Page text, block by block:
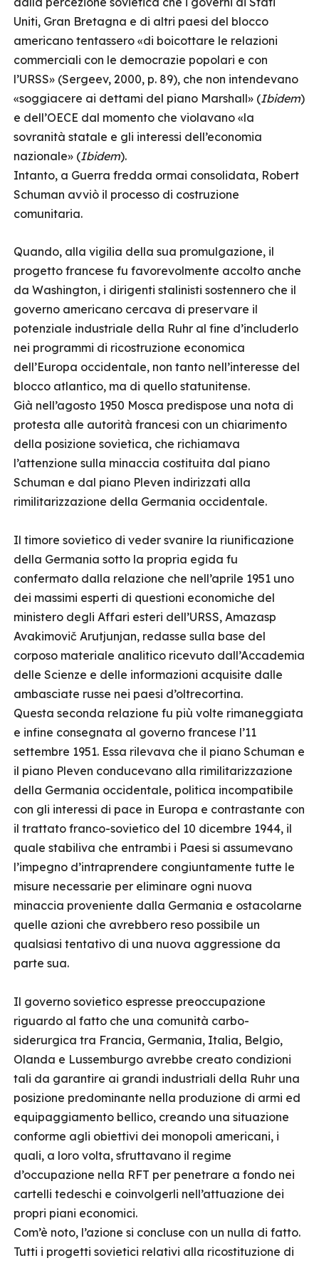
Uniti, Gran Bretagna e di altri paesi del blocco
americano tentassero «di boicottare le relazioni
commerciali con le democrazie popolari e con
l’URSS» (Sergeev, 2000, p. 89), che non intendevano
«soggiacere ai dettami del piano Marshall» (Ibidem)
e dell’OECE dal momento che violavano «la
sovranità statale e gli interessi dell’economia
nazionale» (Ibidem).
Intanto, a Guerra fredda ormai consolidata, Robert
Schuman avviò il processo di costruzione
comunitaria.
Quando, alla vigilia della sua promulgazione, il
progetto francese fu favorevolmente accolto anche
da Washington, i dirigenti stalinisti sostennero che il
governo americano cercava di preservare il
potenziale industriale della Ruhr al fine d’includerlo
nei programmi di ricostruzione economica
dell’Europa occidentale, non tanto nell’interesse del
blocco atlantico, ma di quello statunitense.
Già nell’agosto 1950 Mosca predispose una nota di
protesta alle autorità francesi con un chiarimento
della posizione sovietica, che richiamava
l’attenzione sulla minaccia costituita dal piano
Schuman e dal piano Pleven indirizzati alla
rimilitarizzazione della Germania occidentale.
Il timore sovietico di veder svanire la riunificazione
della Germania sotto la propria egida fu
confermato dalla relazione che nell’aprile 1951 uno
dei massimi esperti di questioni economiche del
ministero degli Affari esteri dell’URSS, Amazasp
Avakimovič Arutjunjan, redasse sulla base del
corposo materiale analitico ricevuto dall’Accademia
delle Scienze e delle informazioni acquisite dalle
ambasciate russe nei paesi d’oltrecortina.
Questa seconda relazione fu più volte rimaneggiata
e infine consegnata al governo francese l’11
settembre 1951. Essa rilevava che il piano Schuman e
il piano Pleven conducevano alla rimilitarizzazione
della Germania occidentale, politica incompatibile
con gli interessi di pace in Europa e contrastante con
il trattato franco-sovietico del 10 dicembre 1944, il
quale stabiliva che entrambi i Paesi si assumevano
l’impegno d’intraprendere congiuntamente tutte le
misure necessarie per eliminare ogni nuova
minaccia proveniente dalla Germania e ostacolarne
quelle azioni che avrebbero reso possibile un
qualsiasi tentativo di una nuova aggressione da
parte sua.
Il governo sovietico espresse preoccupazione
riguardo al fatto che una comunità carbo-
siderurgica tra Francia, Germania, Italia, Belgio,
Olanda e Lussemburgo avrebbe creato condizioni
tali da garantire ai grandi industriali della Ruhr una
posizione predominante nella produzione di armi ed
equipaggiamento bellico, creando una situazione
conforme agli obiettivi dei monopoli americani, i
quali, a loro volta, sfruttavano il regime
d’occupazione nella RFT per penetrare a fondo nei
cartelli tedeschi e coinvolgerli nell’attuazione dei
propri piani economici.
Com’è noto, l’azione si concluse con un nulla di fatto.
Tutti i progetti sovietici relativi alla ricostituzione di